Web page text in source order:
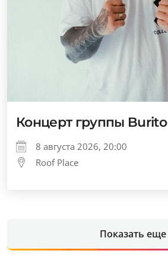
Концерт группы Burito
8 августа 2026, 20:00
Roof Place
Показать еще